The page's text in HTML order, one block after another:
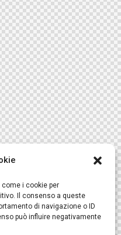
i cookie per
Il consenso a queste
di navigazione o ID
può influire negativamente